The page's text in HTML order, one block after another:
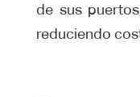
de sus
reduciendo